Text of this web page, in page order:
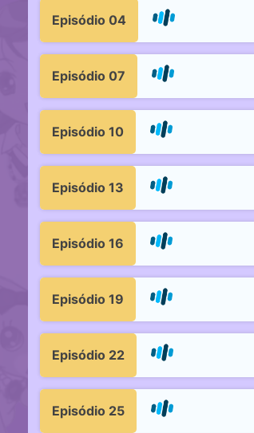
Episódio 04
Episódio 07
Episódio 10
Episódio 13
Episódio 16
Episódio 19
Episódio 22
Episódio 25